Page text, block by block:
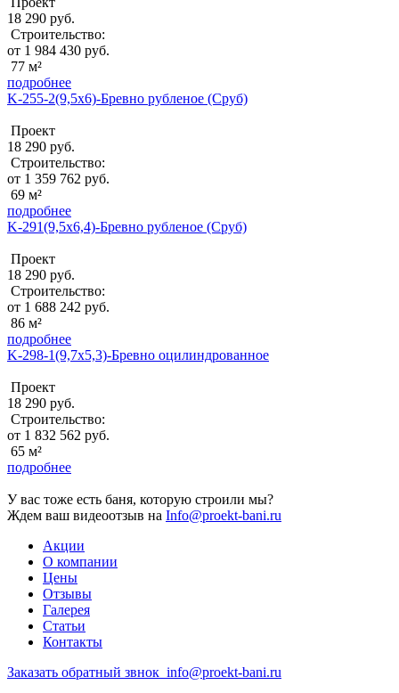
18 290 руб.
Строительство:
от 1 984 430 руб.
77 м²
подробнее
K-255-2(9,5x6)-Бревно рубленое (Сруб)
Проект
18 290 руб.
Строительство:
от 1 359 762 руб.
69 м²
подробнее
K-291(9,5x6,4)-Бревно рубленое (Сруб)
Проект
18 290 руб.
Строительство:
от 1 688 242 руб.
86 м²
подробнее
K-298-1(9,7x5,3)-Бревно оцилиндрованное
Проект
18 290 руб.
Строительство:
от 1 832 562 руб.
65 м²
подробнее
У вас тоже есть баня, которую строили мы?
Ждем ваш видеоотзыв на Info@proekt-bani.ru
Акции
О компании
Цены
Отзывы
Галерея
Статьи
Контакты
Заказать обратный звнок info@proekt-bani.ru